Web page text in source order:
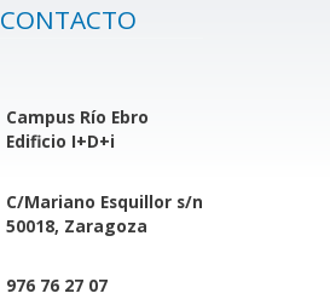
CONTACTO
Campus Río Ebro
Edificio I+D+i
C/Mariano Esquillor s/n
50018, Zaragoza
976 76 27 07